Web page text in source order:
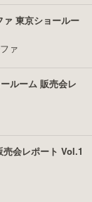
ァ 東京ショールー
ァ
ルーム 販売会レ
会レポート Vol.1